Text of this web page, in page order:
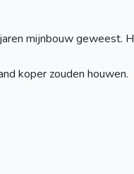
mijnbouw geweest.
koper zouden houwen.